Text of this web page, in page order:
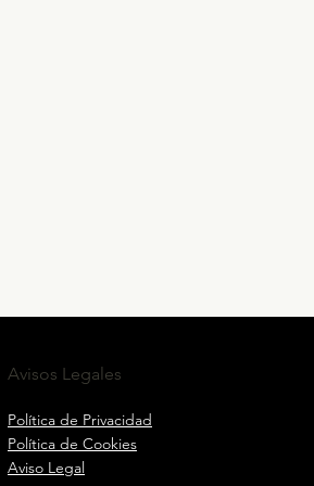
Avisos Legales
Política de Privacidad
Política de Cookies
Aviso Legal